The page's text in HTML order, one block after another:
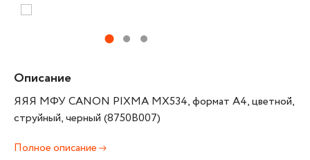
Описание
ЯЯЯ МФУ CANON PIXMA MX534, формат А4, цветной,
струйный, черный (8750B007)
Полное описание